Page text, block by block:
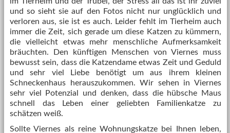
und so sieht sie auf den Fotos nicht nur unglücklich und
verloren aus, sie ist es auch. Leider fehlt im Tierheim auch
immer die Zeit, sich gerade um diese Katzen zu kümmern,
die vielleicht etwas mehr menschliche Aufmerksamkeit
bräuchten. Den künftigen Menschen von Viernes muss
bewusst sein, dass die Katzendame etwas Zeit und Geduld
und sehr viel Liebe benötigt um aus ihrem kleinen
Schneckenhaus herauszukommen. Wir sehen in Viernes
sehr viel Potenzial und denken, dass die hübsche Maus
schnell das Leben einer geliebten Familienkatze zu
schätzen weiß.
Sollte Viernes als reine Wohnungskatze bei Ihnen leben,